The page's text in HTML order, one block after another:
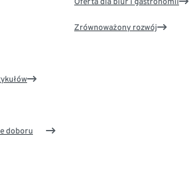
doboru
Zrównoważony rozwój